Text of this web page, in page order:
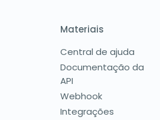
Materiais
Central de ajuda
Documentação da
API
Webhook
Integrações